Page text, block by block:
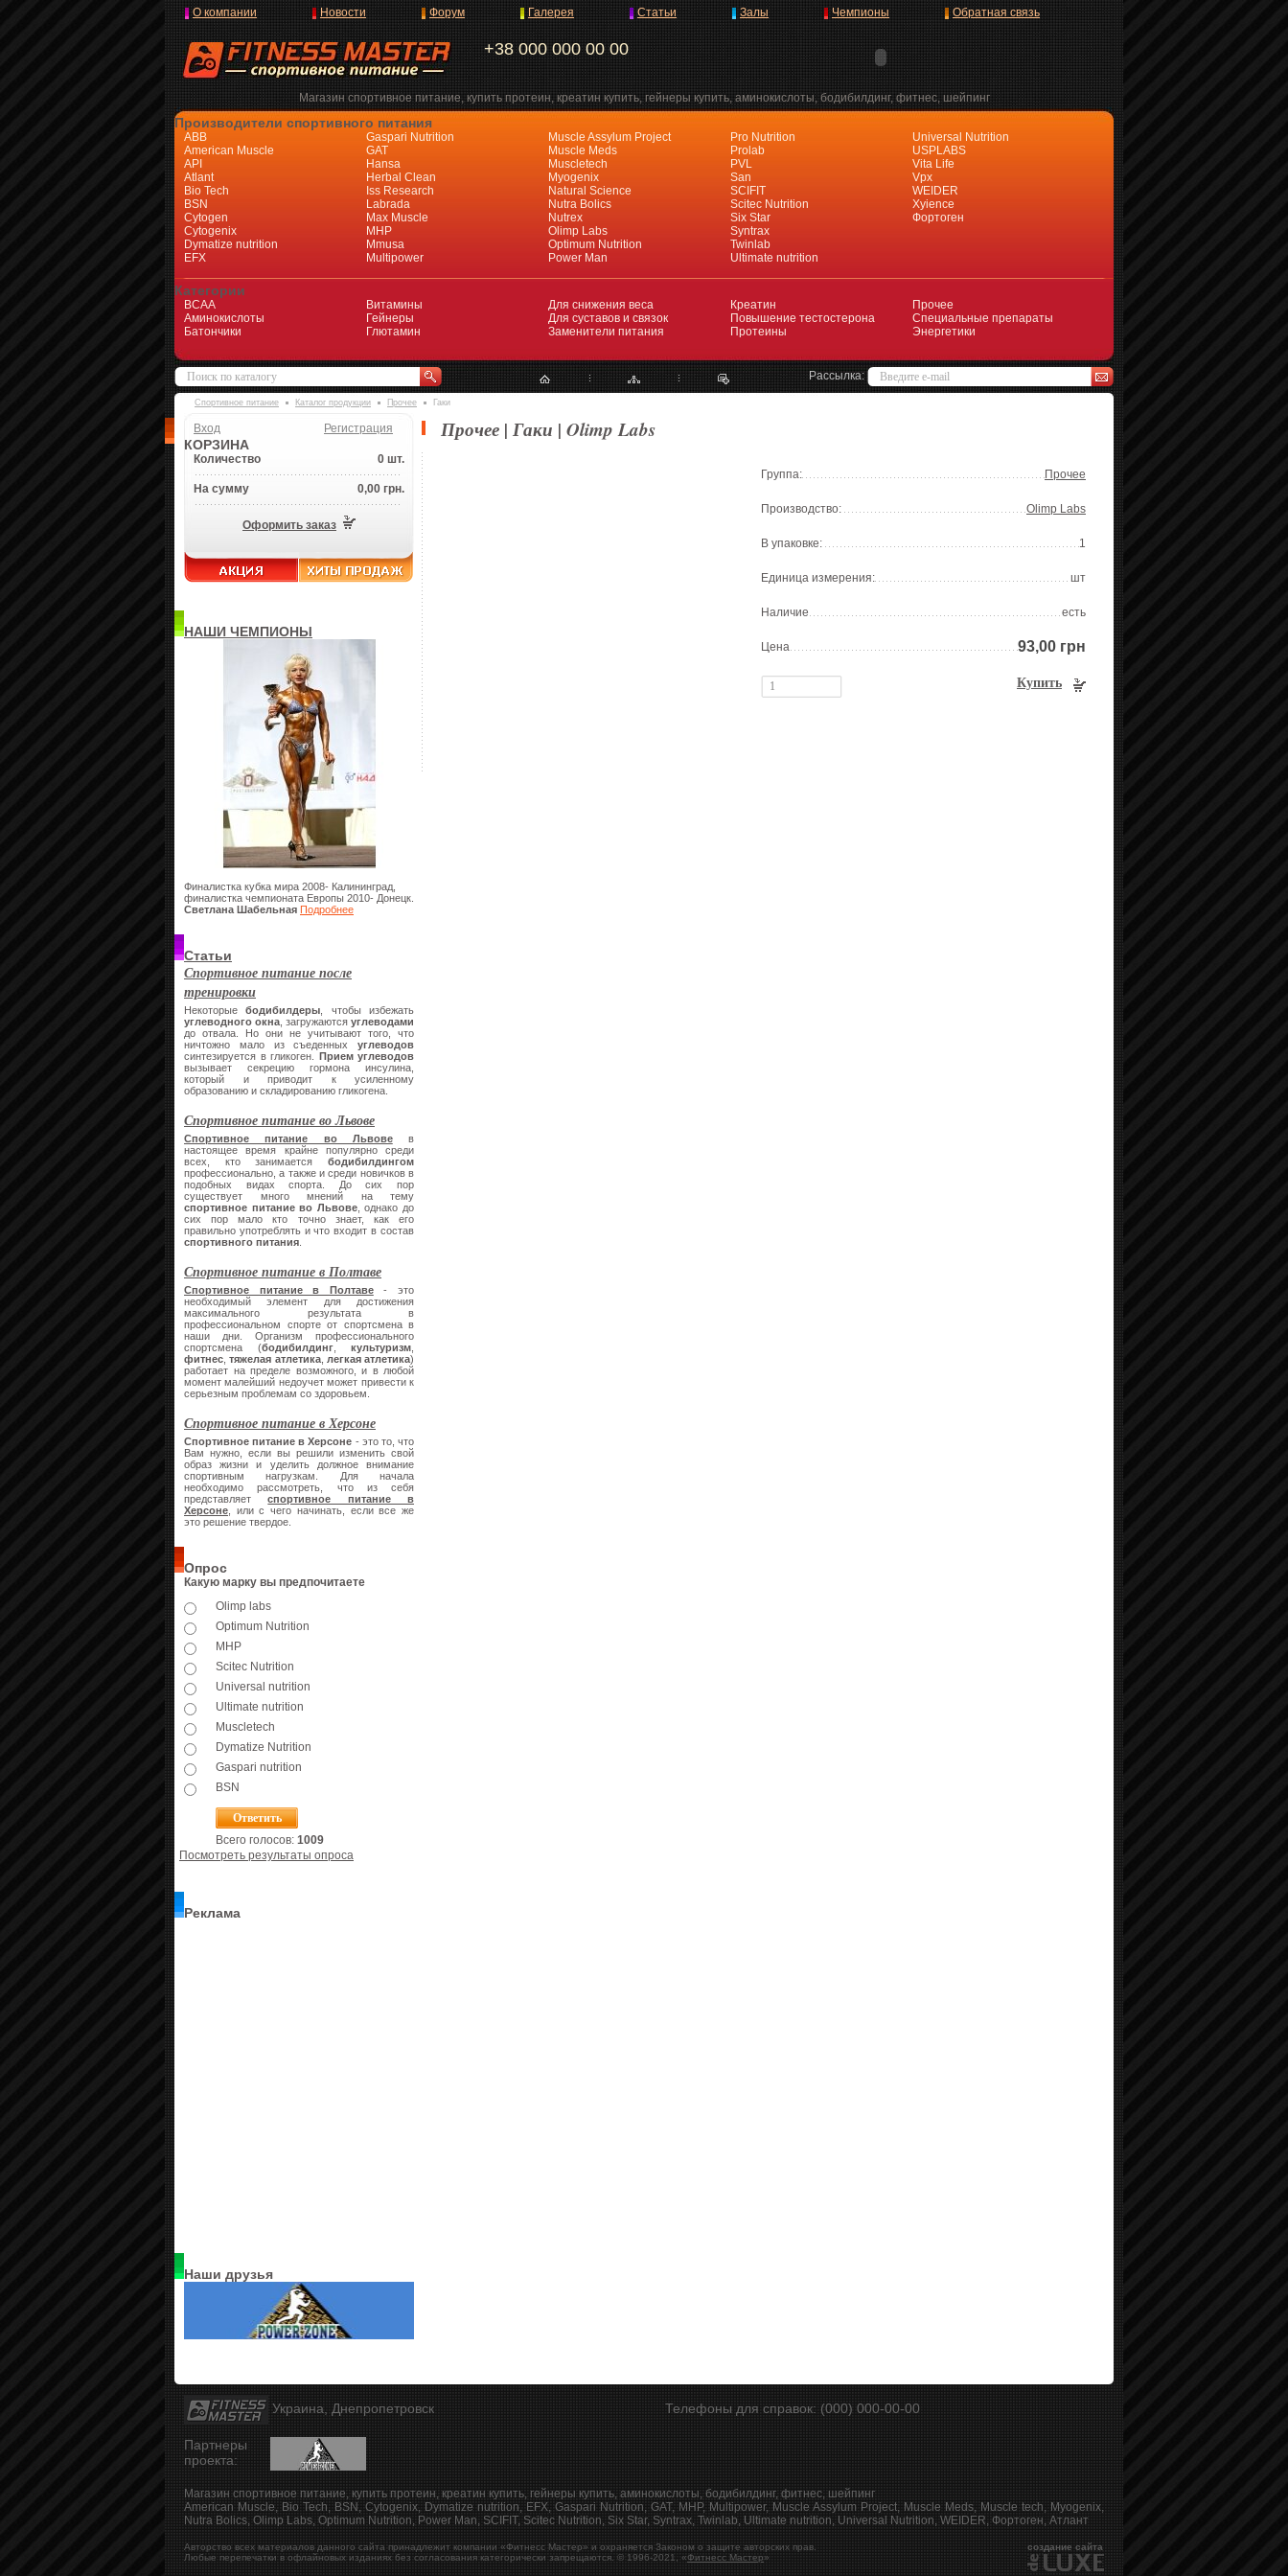
Магазин спортивное питание, купить протеин, креатин купить, гейнеры купить, аминокислоты, бодибилдинг, фитнес, шейпинг
+38 000 000 00 00
О компании Новости Форум Галерея Статьи Залы Чемпионы Обратная связь
Производители спортивного питания
ABB
American Muscle
API
Atlant
Bio Tech
BSN
Cytogen
Cytogenix
Dymatize nutrition
EFX
Gaspari Nutrition
GAT
Hansa
Herbal Clean
Iss Research
Labrada
Max Muscle
MHP
Mmusa
Multipower
Muscle Assylum Project
Muscle Meds
Muscletech
Myogenix
Natural Science
Nutra Bolics
Nutrex
Olimp Labs
Optimum Nutrition
Power Man
Pro Nutrition
Prolab
PVL
San
SCIFIT
Scitec Nutrition
Six Star
Syntrax
Twinlab
Ultimate nutrition
Universal Nutrition
USPLABS
Vita Life
Vpx
WEIDER
Xyience
Фортоген
Категории
BCAA
Аминокислоты
Батончики
Витамины
Гейнеры
Глютамин
Для снижения веса
Для суставов и связок
Заменители питания
Креатин
Повышение тестостерона
Протеины
Прочее
Специальные препараты
Энергетики
Рассылка:
Спортивное питание Каталог продукции Прочее Гаки
Вход Регистрация
КОРЗИНА
Количество 0 шт.
На сумму 0,00 грн.
Оформить заказ
НАШИ ЧЕМПИОНЫ
Финалистка кубка мира 2008- Калининград,
финалистка чемпионата Европы 2010- Донецк.
Светлана Шабельная Подробнее
Статьи
Спортивное питание после
тренировки
Некоторыебодибилдеры , чтобы избежать
углеводного окна , загружаются углеводами
до отвала. Но они не учитывают того, что
ничтожно мало из съеденных углеводов
синтезируется в гликоген. Прием углеводов
вызывает секрецию гормона инсулина,
который и приводит к усиленному
образованию и складированию гликогена.
Спортивное питание во Львове
Спортивное питание во Львовев
настоящее время крайне популярно среди
всех, кто занимается бодибилдингом
профессионально, а также и среди новичков в
подобных видах спорта. До сих пор
существует много мнений на тему
спортивное питание во Львове, однако до
сих пор мало кто точно знает, как его
правильно употреблять и что входит в состав
спортивного питания
Спортивное питание в Полтаве
Спортивное питание в Полтаве- это
необходимый элемент для достижения
максимального результата в
профессиональном спорте от спортсмена в
наши дни. Организм профессионального
спортсмена (бодибилдинг, культуризм
фитнес ,тяжелая атлетика, легкая атлетика)
работает на пределе возможного, и в любой
момент малейший недоучет может привести к
серьезным проблемам со здоровьем.
Спортивное питание в Херсоне
Спортивное питание в Херсоне - это то, что
Вам нужно, если вы решили изменить свой
образ жизни и уделить должное внимание
спортивным нагрузкам. Для начала
необходимо рассмотреть, что из себя
представляетспортивное питание в
Херсоне , или с чего начинать, если все же
это решение твердое.
Опрос
Какую марку вы предпочитаете
Olimp labs
Optimum Nutrition
MHP
Scitec Nutrition
Universal nutrition
Ultimate nutrition
Muscletech
Dymatize Nutrition
Gaspari nutrition
BSN
Всего голосов: 1009
Посмотреть результаты опроса
Реклама
Наши друзья
Прочее | Гаки | Olimp Labs
Группа: Прочее
Производство: Olimp Labs
В упаковке: 1
Единица измерения: шт
Наличие есть
Цена 93,00 грн
Купить
Украина, Днепропетровск Телефоны для справок: (000) 000-00-00
Партнеры
проекта:
Магазин спортивное питание, купить протеин, креатин купить, гейнеры купить, аминокислоты, бодибилдинг, фитнес, шейпинг
American Muscle, Bio Tech, BSN, Cytogenix, Dymatize nutrition, EFX, Gaspari Nutrition, GAT, MHP, Multipower, Muscle Assylum Project, Muscle Meds, Muscle tech, Myogenix,
Nutra Bolics, Olimp Labs, Optimum Nutrition, Power Man, SCIFIT, Scitec Nutrition, Six Star, Syntrax, Twinlab, Ultimate nutrition, Universal Nutrition, WEIDER, Фортоген, Атлант
Авторство всех материалов данного сайта принадлежит компании «Фитнесс Мастер» и охраняется Законом о защите авторских прав.
Любые перепечатки в офлайновых изданиях без согласования категорически запрещаются. © 1996-2021, «Фитнесс Мастер»
создание сайта